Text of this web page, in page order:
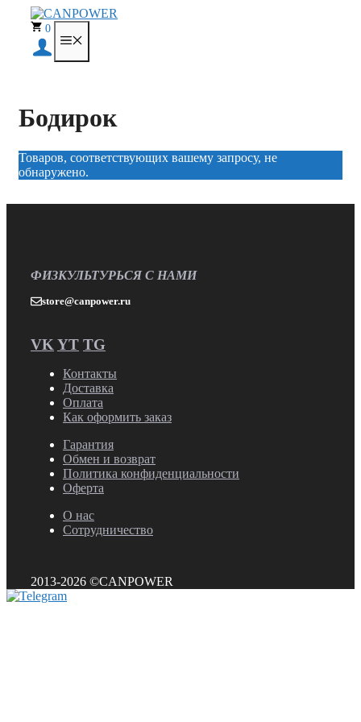
Перейти
содержимому
0
Бодирок
Товаров, соответствующих вашему запросу, не
обнаружено.
ФИЗКУЛЬТУРЬСЯ С НАМИ
store@canpower.ru
VK YT TG
Контакты
Доставка
Оплата
Как оформить заказ
Гарантия
Обмен и возврат
Политика конфиденциальности
Оферта
О нас
Сотрудничество
2013-2026 ©CANPOWER